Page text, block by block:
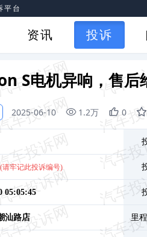
平台
资讯 投诉
S电机异响，售后
2025-06-10 1.2万 0
(请牢记此投诉编号)
05:05:45
汕路店 里